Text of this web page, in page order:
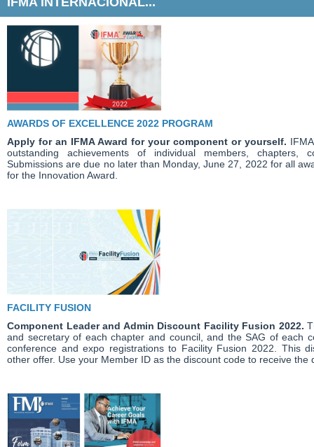
AWARDS OF EXCELLENCE 2022 PROGRAM
Apply for an IFMA Award for your component or yourself.
outstanding achievements of individual members, chapters,
Submissions are due no later than Monday, June 27, 2022 for all
for the Innovation Award.
FACILITY FUSION
Component Leader and Admin Discount Facility Fusion 2022.
and secretary of each chapter and council, and the SAG of each
conference and expo registrations to Facility Fusion 2022. This
other offer. Use your Member ID as the discount code to receive the